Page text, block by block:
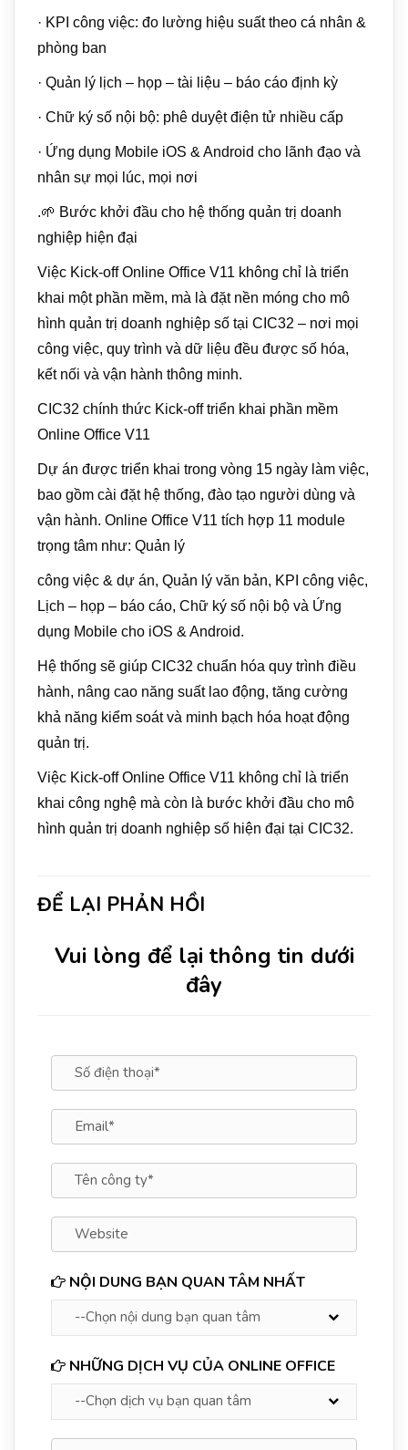
· KPI công việc: đo lường hiệu suất theo cá nhân &
phòng ban
· Quản lý lịch – họp – tài liệu – báo cáo định kỳ
· Chữ ký số nội bộ: phê duyệt điện tử nhiều cấp
· Ứng dụng Mobile iOS & Android cho lãnh đạo và
nhân sự mọi lúc, mọi nơi
.🌱 Bước khởi đầu cho hệ thống quản trị doanh
nghiệp hiện đại
Việc Kick-off Online Office V11 không chỉ là triển
khai một phần mềm, mà là đặt nền móng cho mô
hình quản trị doanh nghiệp số tại CIC32 – nơi mọi
công việc, quy trình và dữ liệu đều được số hóa,
kết nối và vận hành thông minh.
CIC32 chính thức Kick-off triển khai phần mềm
Online Office V11
Dự án được triển khai trong vòng 15 ngày làm việc,
bao gồm cài đặt hệ thống, đào tạo người dùng và
vận hành. Online Office V11 tích hợp 11 module
trọng tâm như: Quản lý
công việc & dự án, Quản lý văn bản, KPI công việc,
Lịch – họp – báo cáo, Chữ ký số nội bộ và Ứng
dụng Mobile cho iOS & Android.
Hệ thống sẽ giúp CIC32 chuẩn hóa quy trình điều
hành, nâng cao năng suất lao động, tăng cường
khả năng kiểm soát và minh bạch hóa hoạt động
quản trị.
Việc Kick-off Online Office V11 không chỉ là triển
khai công nghệ mà còn là bước khởi đầu cho mô
hình quản trị doanh nghiệp số hiện đại tại CIC32.
ĐỂ LẠI PHẢN HỒI
Vui lòng để lại thông tin dưới
đây
NỘI DUNG BẠN QUAN TÂM NHẤT
NHỮNG DỊCH VỤ CỦA ONLINE OFFICE